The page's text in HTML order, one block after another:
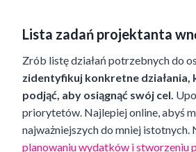
Lista zadań projektanta
Zrób listę działań potrzebnych do
zidentyfikuj konkretne działania,
podjąć, aby osiągnąć swój cel.
priorytetów. Najlepiej online, abyś
najważniejszych do mniej istotnych.
planowaniu wydatków i stworzeniu